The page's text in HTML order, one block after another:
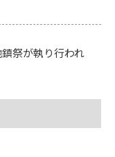
祭が執り行われ